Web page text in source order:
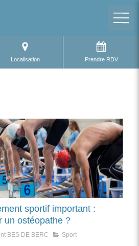
Localisation Prendre RDV
sportif important :
un ostéopathe ?
BES DE BERC Sport